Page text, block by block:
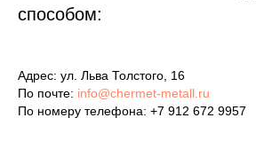
способом:
Адрес: ул. Льва Толстого, 16
По почте: info@chermet-metall.ru
По номеру телефона: +7 912 672 9957